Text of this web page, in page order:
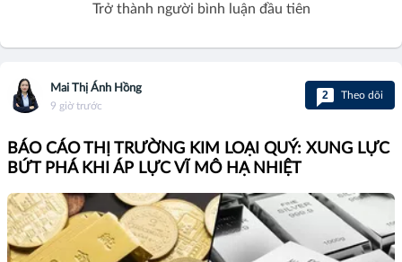
Trở thành người bình luận đầu tiên
Mai Thị Ánh Hồng
9 giờ trước
2 Theo dõi
BÁO CÁO THỊ TRƯỜNG KIM LOẠI QUÝ: XUNG LỰC
BỨT PHÁ KHI ÁP LỰC VĨ MÔ HẠ NHIỆT